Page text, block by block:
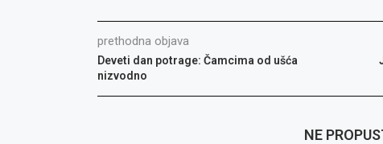
prethodna objava
Deveti dan potrage: Čamcima od ušća
nizvodno
NE